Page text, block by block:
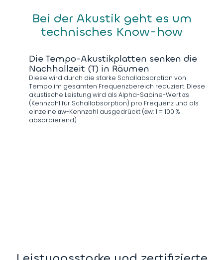
Bei der Akustik geht es um
technisches Know-how
Die Tempo-Akustikplatten senken die
Nachhallzeit (T) in Räumen
Diese wird durch die starke Schallabsorption von
Tempo im gesamten Frequenzbereich reduziert. Diese
akustische Leistung wird als Alpha-Sabine-Wert αs
(Kennzahl für Schallabsorption) pro Frequenz und als
einzelne αw-Kennzahl ausgedrückt (αw: 1 = 100 %
absorbierend).